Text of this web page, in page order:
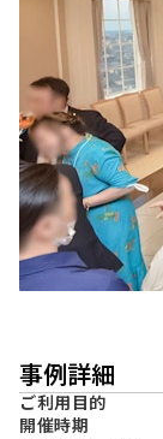
事例詳細
ご利用目的
開催時期